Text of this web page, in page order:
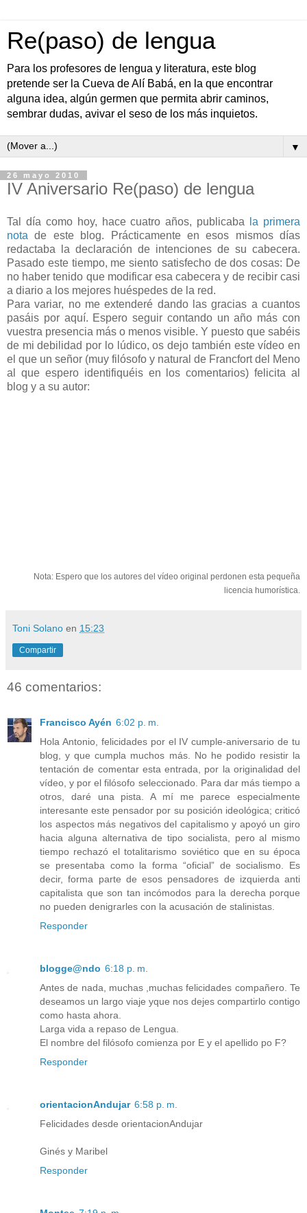
Re(paso) de lengua
Para los profesores de lengua y literatura, este blog
pretende ser la Cueva de Alí Babá, en la que encontrar
alguna idea, algún germen que permita abrir caminos,
sembrar dudas, avivar el seso de los más inquietos.
▼
26 mayo 2010
IV Aniversario Re(paso) de lengua
Tal día como hoy, hace cuatro años, publicaba
la primera
notade este blog. Prácticamente en esos mismos días
redactaba la declaración de intenciones de su cabecera.
Pasado este tiempo, me siento satisfecho de dos cosas: De
no haber tenido que modificar esa cabecera y de recibir casi
a diario a los mejores huéspedes de la red.
Para variar, no me extenderé dando las gracias a cuantos
pasáis por aquí. Espero seguir contando un año más con
vuestra presencia más o menos visible. Y puesto que sabéis
de mi debilidad por lo lúdico, os dejo también este vídeo en
el que un señor (muy filósofo y natural de Francfort del Meno
al que espero identifiquéis en los comentarios) felicita al
blog y a su autor:
Nota: Espero que los autores del vídeo original perdonen esta pequeña
licencia humorística.
Toni Solano en 15:23
Compartir
46 comentarios:
Francisco Ayén 6:02 p. m.
Hola Antonio, felicidades por el IV cumple-aniversario de tu
blog, y que cumpla muchos más. No he podido resistir la
tentación de comentar esta entrada, por la originalidad del
vídeo, y por el filósofo seleccionado. Para dar más tiempo a
otros, daré una pista. A mí me parece especialmente
interesante este pensador por su posición ideológica; criticó
los aspectos más negativos del capitalismo y apoyó un giro
hacia alguna alternativa de tipo socialista, pero al mismo
tiempo rechazó el totalitarismo soviético que en su época
se presentaba como la forma “oficial” de socialismo. Es
decir, forma parte de esos pensadores de izquierda anti
capitalista que son tan incómodos para la derecha porque
no pueden denigrarles con la acusación de stalinistas.
Responder
blogge@ndo 6:18 p. m.
Antes de nada, muchas ,muchas felicidades compañero. Te
deseamos un largo viaje yque nos dejes compartirlo contigo
como hasta ahora.
Larga vida a repaso de Lengua.
El nombre del filósofo comienza por E y el apellido po F?
Responder
orientacionAndujar 6:58 p. m.
Felicidades desde orientacionAndujar
Ginés y Maribel
Responder